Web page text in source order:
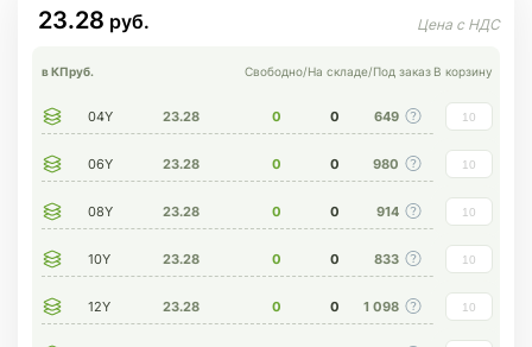
23.28
в КПруб. Свободно/На складе/Под заказ В корзину
04Y 23.28 0 0 649
06Y 23.28 0 0 980
08Y 23.28 0 0 914
10Y 23.28 0 0 833
12Y 23.28 0 0 1 098